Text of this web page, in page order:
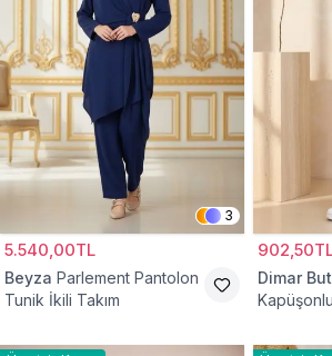
3
5.540,00TL
Beyza Parlement Pantolon
Tunik İkili Takım
Dimar